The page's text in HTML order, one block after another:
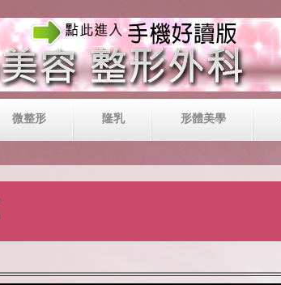
微整形 隆乳 形體美學